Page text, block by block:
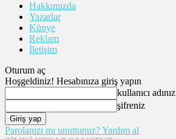
Hakkımızda
Yazarlar
Künye
Reklam
İletişim
Oturum aç
Hoşgeldiniz! Hesabınıza giriş yapın
kullanıcı adınız
şifreniz
Parolanızı mı unuttunuz? Yardım al